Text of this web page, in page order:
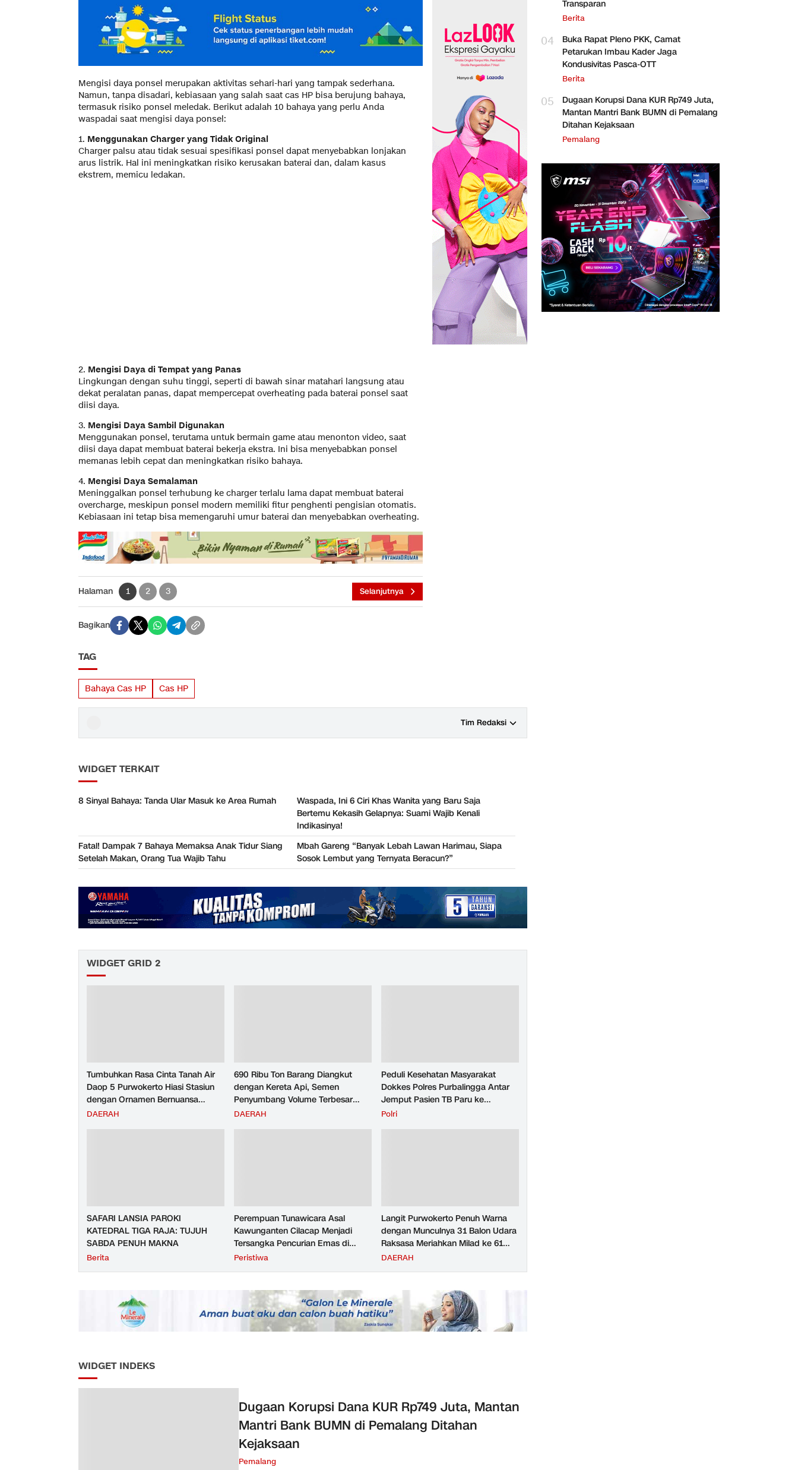
Mengisi daya ponsel merupakan aktivitas sehari-hari yang tampak sederhana.
Namun, tanpa disadari, kebiasaan yang salah saat cas HP bisa berujung bahaya,
termasuk risiko ponsel meledak. Berikut adalah 10 bahaya yang perlu Anda
waspadai saat mengisi daya ponsel:
1. Menggunakan Charger yang Tidak Original
Charger palsu atau tidak sesuai spesifikasi ponsel dapat menyebabkan lonjakan
arus listrik. Hal ini meningkatkan risiko kerusakan baterai dan, dalam kasus
ekstrem, memicu ledakan.
2. Mengisi Daya di Tempat yang Panas
Lingkungan dengan suhu tinggi, seperti di bawah sinar matahari langsung atau
dekat peralatan panas, dapat mempercepat overheating pada baterai ponsel saat
diisi daya.
3. Mengisi Daya Sambil Digunakan
Menggunakan ponsel, terutama untuk bermain game atau menonton video, saat
diisi daya dapat membuat baterai bekerja ekstra. Ini bisa menyebabkan ponsel
memanas lebih cepat dan meningkatkan risiko bahaya.
4. Mengisi Daya Semalaman
Meninggalkan ponsel terhubung ke charger terlalu lama dapat membuat baterai
overcharge, meskipun ponsel modern memiliki fitur penghenti pengisian otomatis.
Kebiasaan ini tetap bisa memengaruhi umur baterai dan menyebabkan overheating.
Halaman 1 2 3 Selanjutnya
Bagikan
TAG
Bahaya Cas HP Cas HP
Tim Redaksi
WIDGET TERKAIT
8 Sinyal Bahaya: Tanda Ular Masuk ke Area Rumah
Waspada, Ini 6 Ciri Khas Wanita yang Baru Saja
Bertemu Kekasih Gelapnya: Suami Wajib Kenali
Indikasinya!
Fatal! Dampak 7 Bahaya Memaksa Anak Tidur Siang
Setelah Makan, Orang Tua Wajib Tahu
Mbah Gareng “Banyak Lebah Lawan Harimau, Siapa
Sosok Lembut yang Ternyata Beracun?”
WIDGET GRID 2
Tumbuhkan Rasa Cinta Tanah Air
Daop 5 Purwokerto Hiasi Stasiun
dengan Ornamen Bernuansa
Merah Putih
DAERAH
690 Ribu Ton Barang Diangkut
dengan Kereta Api, Semen
Penyumbang Volume Terbesar
Angkutan Barang KAI Daop 5
DAERAH
Peduli Kesehatan Masyarakat
Dokkes Polres Purbalingga Antar
Jemput Pasien TB Paru ke
Puskesmas
Polri
SAFARI LANSIA PAROKI
KATEDRAL TIGA RAJA: TUJUH
SABDA PENUH MAKNA
Berita
Perempuan Tunawicara Asal
Kawunganten Cilacap Menjadi
Tersangka Pencurian Emas di
Purbalingga
Peristiwa
Langit Purwokerto Penuh Warna
dengan Munculnya 31 Balon Udara
Raksasa Meriahkan Milad ke 61
UMP Sedot Ribuan Warga
DAERAH
WIDGET INDEKS
Dugaan Korupsi Dana KUR Rp749 Juta, Mantan
Mantri Bank BUMN di Pemalang Ditahan
Kejaksaan
Pemalang
Transparan
Berita
04
Buka Rapat Pleno PKK, Camat
Petarukan Imbau Kader Jaga
Kondusivitas Pasca-OTT
Berita
05
Dugaan Korupsi Dana KUR Rp749 Juta,
Mantan Mantri Bank BUMN di Pemalang
Ditahan Kejaksaan
Pemalang